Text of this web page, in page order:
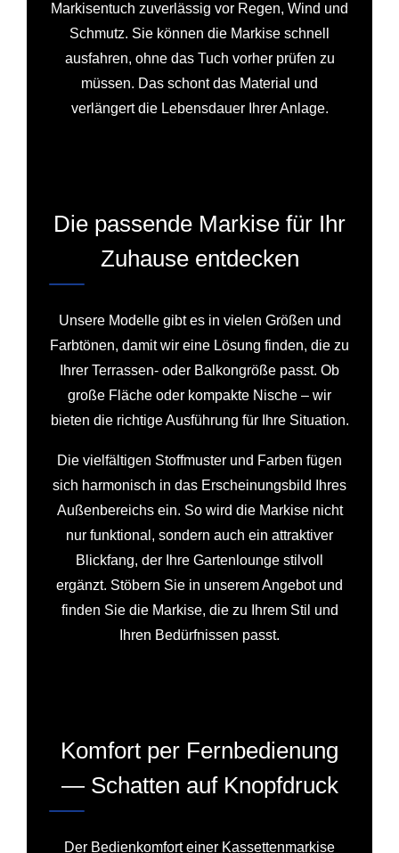
Markisentuch zuverlässig vor Regen, Wind und
Schmutz. Sie können die Markise schnell
ausfahren, ohne das Tuch vorher prüfen zu
müssen. Das schont das Material und
verlängert die Lebensdauer Ihrer Anlage.
Die passende Markise für Ihr
Zuhause entdecken
Unsere Modelle gibt es in vielen Größen und
Farbtönen, damit wir eine Lösung finden, die zu
Ihrer Terrassen‑ oder Balkongröße passt. Ob
große Fläche oder kompakte Nische – wir
bieten die richtige Ausführung für Ihre Situation.
Die vielfältigen Stoffmuster und Farben fügen
sich harmonisch in das Erscheinungsbild Ihres
Außenbereichs ein. So wird die Markise nicht
nur funktional, sondern auch ein attraktiver
Blickfang, der Ihre Gartenlounge stilvoll
ergänzt. Stöbern Sie in unserem Angebot und
finden Sie die Markise, die zu Ihrem Stil und
Ihren Bedürfnissen passt.
Komfort per Fernbedienung
— Schatten auf Knopfdruck
Der Bedienkomfort einer Kassettenmarkise